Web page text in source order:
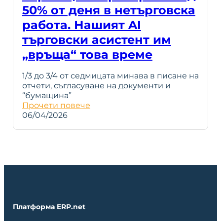
50% от деня в нетърговска
работа. Нашият AI
търговски асистент им
„връща“ това време
1/3 до 3/4 от седмицата минава в писане на
отчети, съгласуване на документи и
“бумащина”
Прочети повече
06/04/2026
Платформа ERP.net